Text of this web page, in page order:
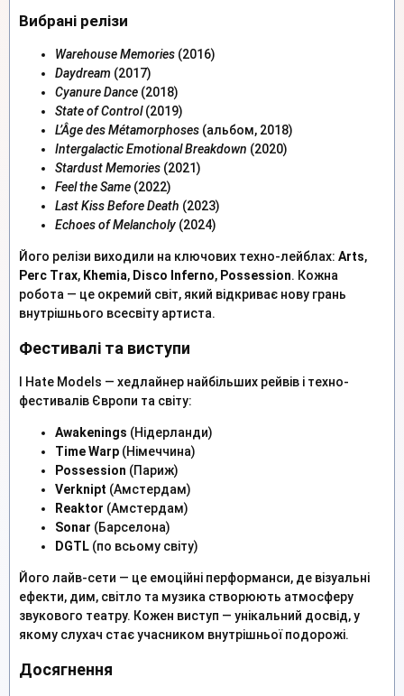
Вибрані релізи
Warehouse Memories (2016)
Daydream (2017)
Cyanure Dance (2018)
State of Control(2019)
L’Âge des Métamorphoses (альбом, 2018)
Intergalactic Emotional Breakdown (2020)
Stardust Memories (2021)
Feel the Same (2022)
Last Kiss Before Death (2023)
Echoes of Melancholy (2024)
Його релізи виходили на ключових техно-лейблах: Arts,
Perc Trax, Khemia, Disco Inferno, Possession. Кожна
робота — це окремий світ, який відкриває нову грань
внутрішнього всесвіту артиста.
Фестивалі та виступи
I Hate Models — хедлайнер найбільших рейвів і техно-
фестивалів Європи та світу:
Awakenings (Нідерланди)
Time Warp (Німеччина)
Possession (Париж)
Verknipt (Амстердам)
Reaktor (Амстердам)
Sonar (Барселона)
DGTL (по всьому світу)
Його лайв-сети — це емоційні перформанси, де візуальні
ефекти, дим, світло та музика створюють атмосферу
звукового театру. Кожен виступ — унікальний досвід, у
якому слухач стає учасником внутрішньої подорожі.
Досягнення